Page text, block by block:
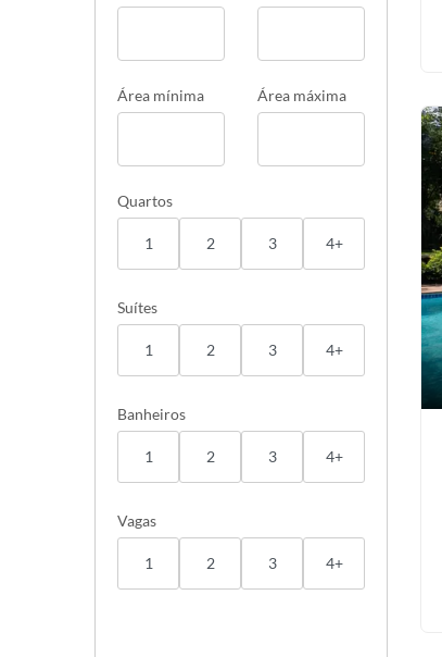
Área mínima Área máxima
Quartos
1 2 3 4+
Suítes
1 2 3 4+
Banheiros
1 2 3 4+
Vagas
1 2 3 4+